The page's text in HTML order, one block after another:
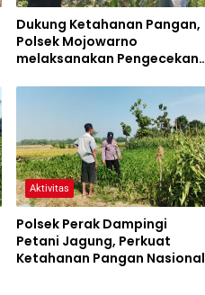
Dukung Ketahanan Pangan,
Polsek Mojowarno
melaksanakan Pengecekan
Aktivitas
Polsek Perak Dampingi
Petani Jagung, Perkuat
Ketahanan Pangan Nasional